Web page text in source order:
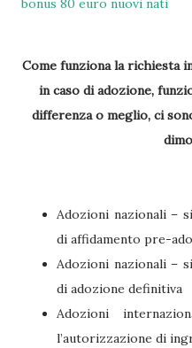
bonus 80 euro nuovi nati
Come funziona la richiesta
in caso di adozione,
differenza o meglio, ci
Adozioni nazionali –
di affidamento pre-
Adozioni nazionali –
di adozione definitiva
Adozioni
l’autorizzazione di